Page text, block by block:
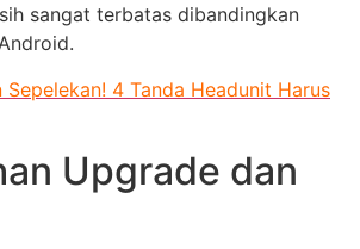
sangat terbatas dibandingkan
Sepelekan! 4 Tanda Headunit Harus
Upgrade dan